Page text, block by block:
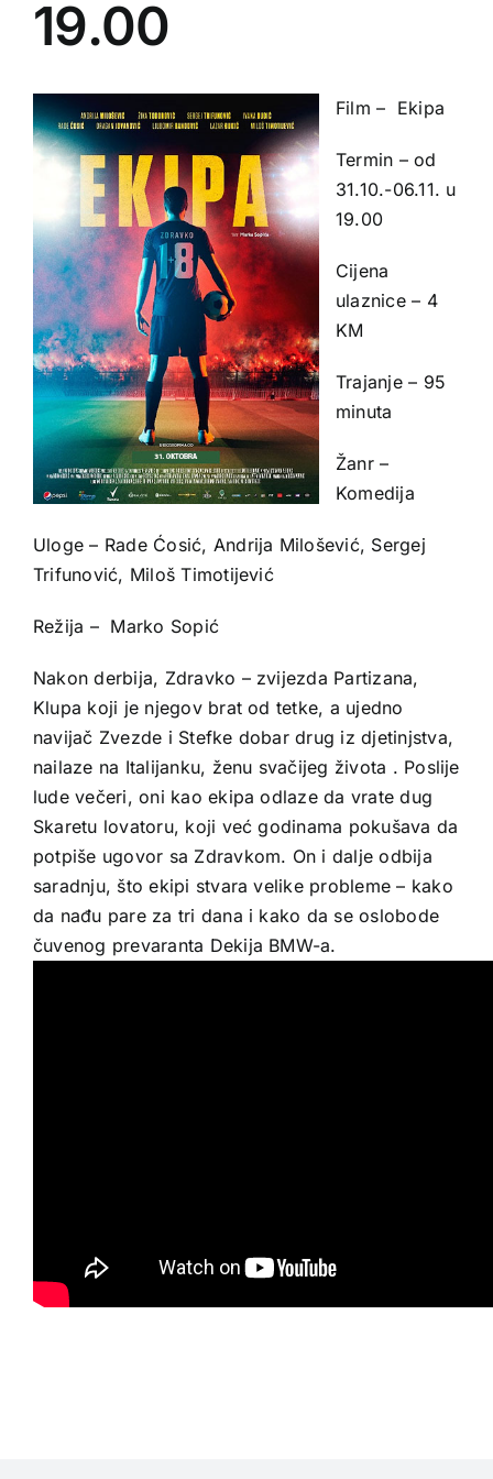
19.00
Film – Ekipa
Termin – od
31.10.-06.11. u
19.00
Cijena
ulaznice – 4
KM
Trajanje – 95
minuta
Žanr –
Komedija
Uloge – Rade Ćosić, Andrija Milošević, Sergej
Trifunović, Miloš Timotijević
Režija – Marko Sopić
Nakon derbija, Zdravko – zvijezda Partizana,
Klupa koji je njegov brat od tetke, a ujedno
navijač Zvezde i Stefke dobar drug iz djetinjstva,
nailaze na Italijanku, ženu svačijeg života . Poslije
lude večeri, oni kao ekipa odlaze da vrate dug
Skaretu lovatoru, koji već godinama pokušava da
potpiše ugovor sa Zdravkom. On i dalje odbija
saradnju, što ekipi stvara velike probleme – kako
da nađu pare za tri dana i kako da se oslobode
čuvenog prevaranta Dekija BMW-a.